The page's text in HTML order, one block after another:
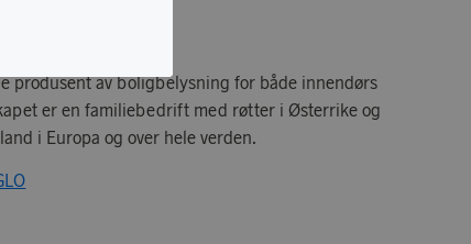
produsent av boligbelysning for både innendørs
er en familiebedrift med røtter i Østerrike og
i Europa og over hele verden.